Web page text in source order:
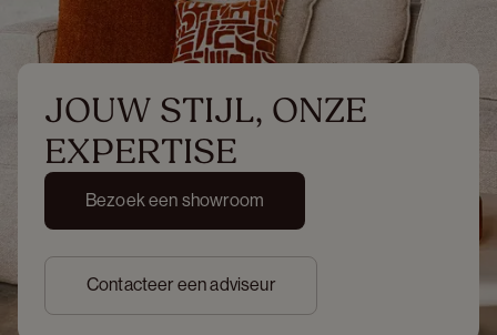
JOUW STIJL, ONZE
EXPERTISE
Bezoek een showroom
Contacteer een adviseur